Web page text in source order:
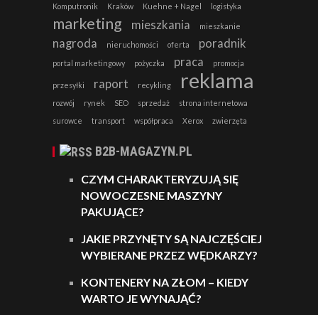
Komputronik Kraków Kuehne + Nagel logistyka
marketing mieszkania mieszkanie
nagroda nieruchomości oferta poradnik
portal marketingowy pożyczka praca promocja
przesyłki raport recykling reklama
rozwój rynek SEO sprzedaż
strona internetowa
surowce
transport współpraca Xerox zwierzęta
B2B-MAGAZYN.PL
CZYM CHARAKTERYZUJĄ SIĘ
NOWOCZESNE MASZYNY
PAKUJĄCE?
JAKIE PRZYNĘTY SĄ NAJCZĘŚCIEJ
WYBIERANE PRZEZ WĘDKARZY?
KONTENERY NA ZŁOM – KIEDY
WARTO JE WYNAJĄĆ?